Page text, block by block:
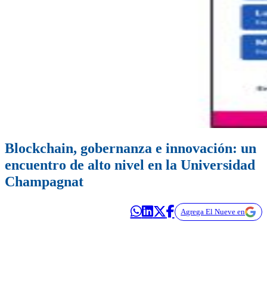
Blockchain, gobernanza e innovación: un
encuentro de alto nivel en la Universidad
Champagnat
Agrega El Nueve en